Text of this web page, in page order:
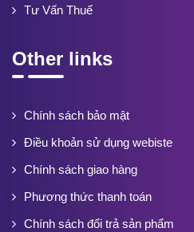
Tư Vấn Thuế
Other links
Chính sách bảo mật
Điều khoản sử dụng webiste
Chính sách giao hàng
Phương thức thanh toán
Chính sách đổi trả sản phẩm